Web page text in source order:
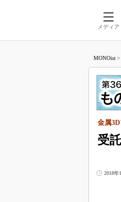
メディア
MONOist >
受
金属
2018年